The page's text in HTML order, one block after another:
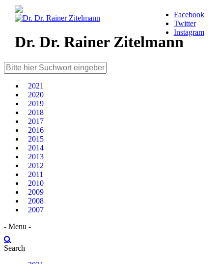
Dr. Dr. Rainer Zitelmann
Facebook
Twitter
Instagram
2021
2020
2019
2018
2017
2016
2015
2014
2013
2012
2011
2010
2009
2008
2007
- Menu -
Search